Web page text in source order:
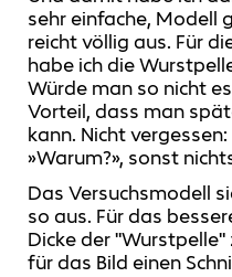
sehr einfache, Modell
reicht völlig aus. Für
habe ich die
Würde man so nicht
Vorteil, dass man
kann. Nicht
»Warum?», sonst
Das Versuchsmodell
so aus. Für das
Dicke der
für das Bild einen